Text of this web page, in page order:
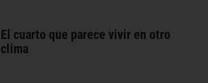
El cuarto que parece vivir en otro
clima